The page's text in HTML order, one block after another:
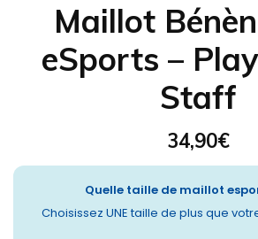
Maillot
eSports –
Staff
34,90€
Quelle taille de maillot
Choisissez UNE taille de plus que